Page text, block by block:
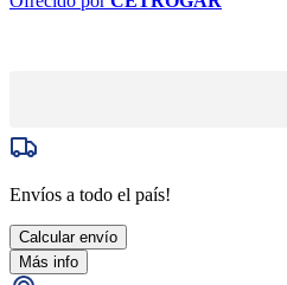
Envíos a todo el país!
Calcular envío
Más info